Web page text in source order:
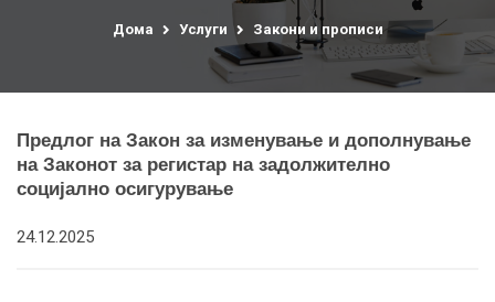
Дома Услуги Закони и прописи
Предлог на Закон за изменување и дополнување
на Законот за регистар на задолжително
социјално осигурување
24.12.2025